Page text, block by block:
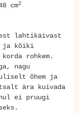
cm2
lahtikäivast
ja kõiki
rohkem.
nagu
õhem ja
ära kuivada
ei pruugi